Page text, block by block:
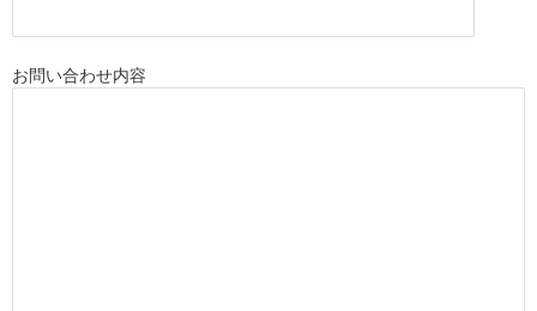
お問い合わせ内容